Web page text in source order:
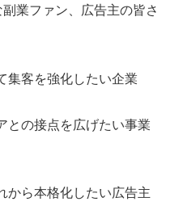
業ファン、広告主の皆さ
集客を強化したい企業
との接点を広げたい事業
から本格化したい広告主